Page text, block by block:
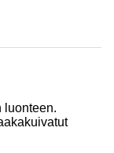
luonteen.